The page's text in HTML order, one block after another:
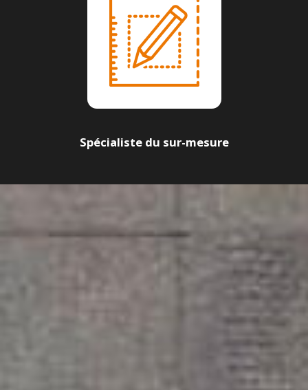
Spécialiste du sur-mesure